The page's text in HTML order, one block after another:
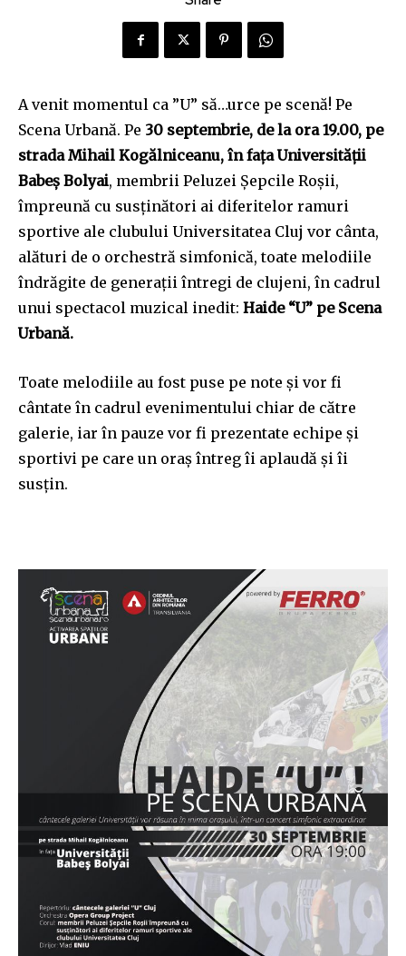
A venit momentul ca ”U” să…urce pe scenă! Pe
Scena Urbană. Pe 30 septembrie, de la ora 19.00, pe
strada Mihail Kogălniceanu, în fața Universității
Babeș Bolyai, membrii Peluzei Șepcile Roșii,
împreună cu susținători ai diferitelor ramuri
sportive ale clubului Universitatea Cluj vor cânta,
alături de o orchestră simfonică, toate melodiile
îndrăgite de generații întregi de clujeni, în cadrul
unui spectacol muzical inedit: Haide “U” pe Scena
Urbană.
Toate melodiile au fost puse pe note şi vor fi
cântate în cadrul evenimentului chiar de către
galerie, iar în pauze vor fi prezentate echipe și
sportivi pe care un oraș întreg îi aplaudă și îi
susțin.